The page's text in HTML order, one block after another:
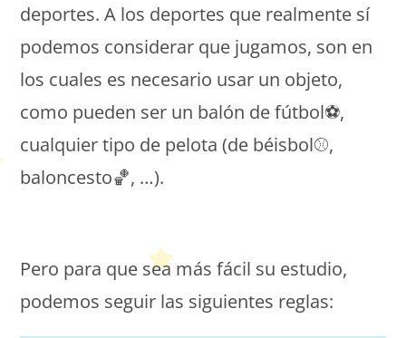
deportes. A los deportes que realmente sí
podemos considerar que jugamos, son en
los cuales es necesario usar un objeto,
como pueden ser un balón de fútbol⚽️,
cualquier tipo de pelota (de béisbol⚾️,
baloncesto🏀, …).
Pero para que sea más fácil su estudio,
podemos seguir las siguientes reglas: